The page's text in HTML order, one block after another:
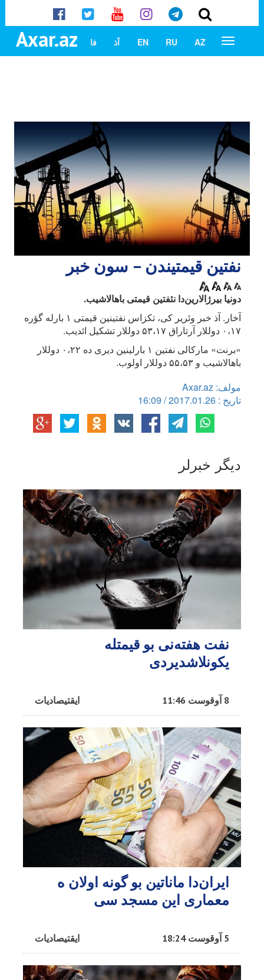
Axar.az AZ
RU
EN آذ فا
نفتین قیمتیندن – سون خبر
دونیا بیرژالارین‌دا نئفتین قیمتی باهالاشیب.
آخار. آذ خبر وئریر کی، تکزاس نفتینین قیمتی ۱ بارله گؤره
۰،۱۷ دوللار آرتاراق ۵۳،۱۷ دوللار تشکیل ائدیب.
«برنت» مارکالی نفتین ۱ بارلینین دیری ده ۰،۲۲ دوللار
باهالاشیب و ۵۵،۵۳ دوللار اولوب.
مولف: Axar.az
تاریخ : 2017.01.26 / 16:09
دیگر خبرلر
نفت هفته‌نی بو قیمتله
یکونلاشدیردی
ایقتیصادیات 8 آوقوست 11:46
ایران‌دا ماناتین بو گونه اولان ه
معماری این مسجد سی
ایقتیصادیات 5 آوقوست 18:24